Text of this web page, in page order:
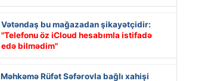
Vətəndaş bu mağazadan şikayətçidir:
"Telefonu öz iCloud hesabımla istifadə
edə bilmədim"
Məhkəmə Rüfət Səfərovla bağlı xahişi